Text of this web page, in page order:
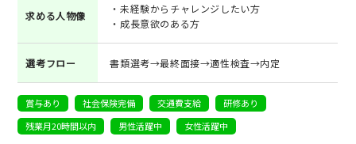
求める人物像
・未経験からチャレンジしたい方
・成長意欲のある方
選考フロー 書類選考→最終面接→適性検査→内定
賞与あり 社会保険完備 交通費支給
研修あり
残業月20時間以内
男性活躍中 女性活躍中